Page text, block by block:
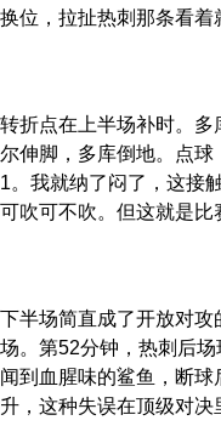
换位，拉扯热刺那条看着
转折点在上半场补时。
尔伸脚，多库倒地。点
1。我就纳了闷了，这接
可吹可不吹。但这就是比
下半场简直成了开放对
场。第52分钟，热刺后
闻到血腥味的鲨鱼，断
升，这种失误在顶级对决